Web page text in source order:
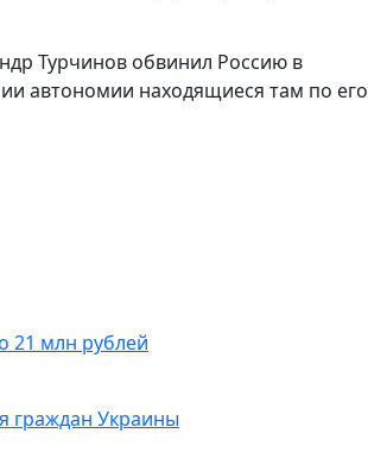
Турчинов обвинил Россию в
автономии находящиеся там по его
21 млн рублей
граждан Украины